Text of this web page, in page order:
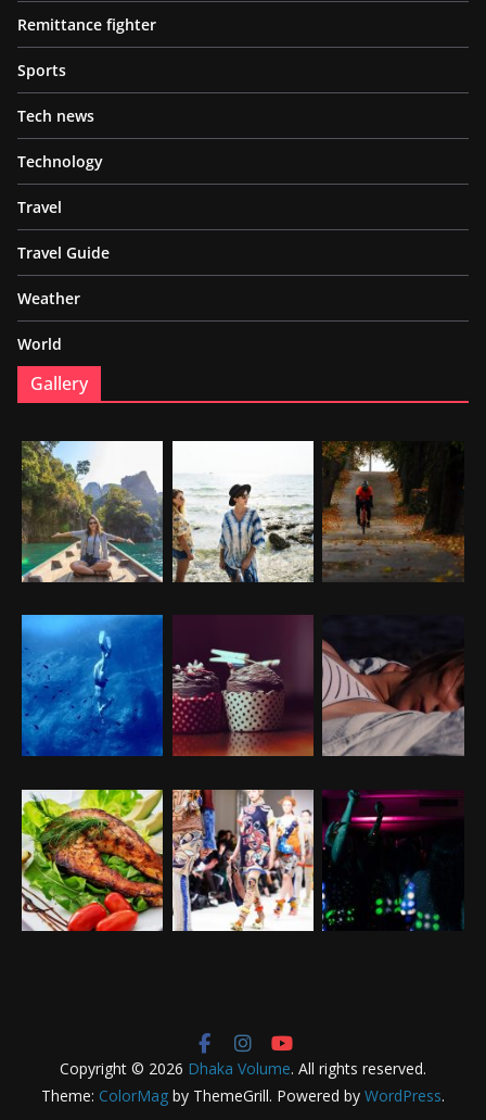
Remittance fighter
Sports
Tech news
Technology
Travel
Travel Guide
Weather
World
Gallery
Copyright © 2026 Dhaka Volume. All rights reserved.
Theme: ColorMag by ThemeGrill. Powered by WordPress.